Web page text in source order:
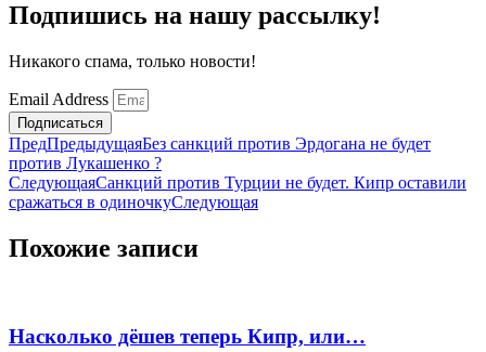
Подпишись на нашу рассылку!
Никакого спама, только новости!
Email Address
Подписаться
ПредПредыдущаяБез санкций против Эрдогана не будет
против Лукашенко ?
СледующаяСанкций против Турции не будет. Кипр оставили
сражаться в одиночкуСледующая
Похожие записи
Насколько дёшев теперь Кипр, или…